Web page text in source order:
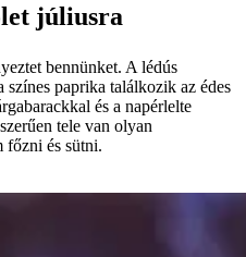
júliusra
bennünket. A lédús
színes paprika találkozik az édes
és a napérlelte
tele van olyan
főzni és sütni.